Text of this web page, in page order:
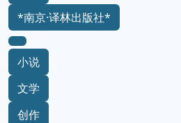
*南京·译林出版社*
小说
文学
创作